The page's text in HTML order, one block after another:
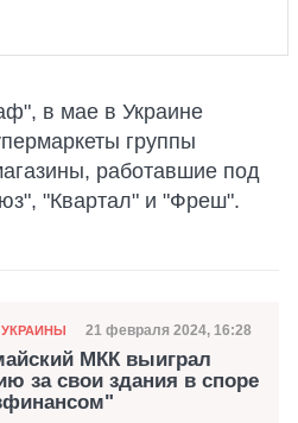
в мае в Украине
группы
работавшие под
"Квартал" и "Фреш".
Дата публикации
21 февраля 2024, 16:28
МКК выиграл
за свои здания в споре